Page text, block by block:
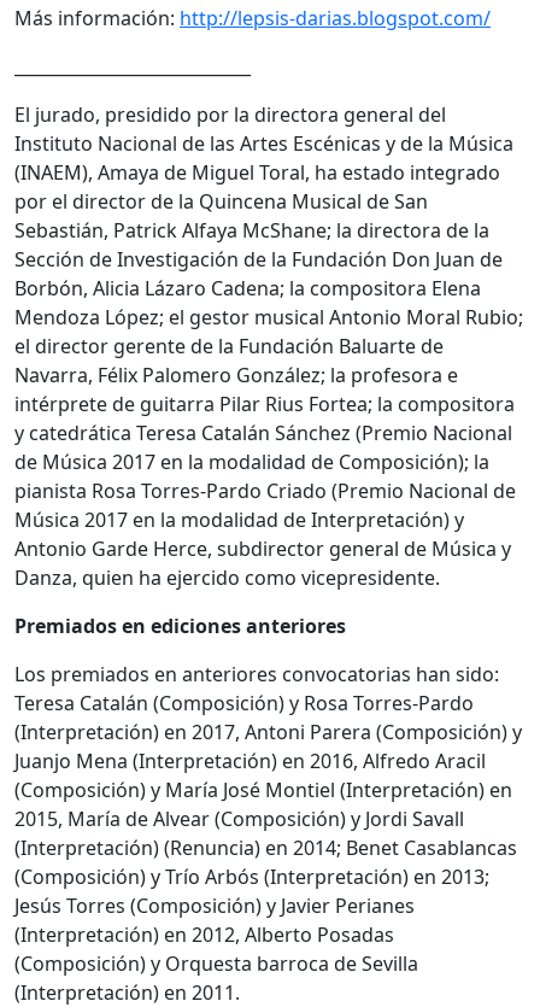
Más información: http://lepsis-darias.blogspot.com/
El jurado, presidido por la directora general del
Instituto Nacional de las Artes Escénicas y de la Música
(INAEM), Amaya de Miguel Toral, ha estado integrado
por el director de la Quincena Musical de San
Sebastián, Patrick Alfaya McShane; la directora de la
Sección de Investigación de la Fundación Don Juan de
Borbón, Alicia Lázaro Cadena; la compositora Elena
Mendoza López; el gestor musical Antonio Moral Rubio;
el director gerente de la Fundación Baluarte de
Navarra, Félix Palomero González; la profesora e
intérprete de guitarra Pilar Rius Fortea; la compositora
y catedrática Teresa Catalán Sánchez (Premio Nacional
de Música 2017 en la modalidad de Composición); la
pianista Rosa Torres-Pardo Criado (Premio Nacional de
Música 2017 en la modalidad de Interpretación) y
Antonio Garde Herce, subdirector general de Música y
Danza, quien ha ejercido como vicepresidente.
Premiados en ediciones anteriores
Los premiados en anteriores convocatorias han sido:
Teresa Catalán (Composición) y Rosa Torres-Pardo
(Interpretación) en 2017, Antoni Parera (Composición) y
Juanjo Mena (Interpretación) en 2016, Alfredo Aracil
(Composición) y María José Montiel (Interpretación) en
2015, María de Alvear (Composición) y Jordi Savall
(Interpretación) (Renuncia) en 2014; Benet Casablancas
(Composición) y Trío Arbós (Interpretación) en 2013;
Jesús Torres (Composición) y Javier Perianes
(Interpretación) en 2012, Alberto Posadas
(Composición) y Orquesta barroca de Sevilla
(Interpretación) en 2011.